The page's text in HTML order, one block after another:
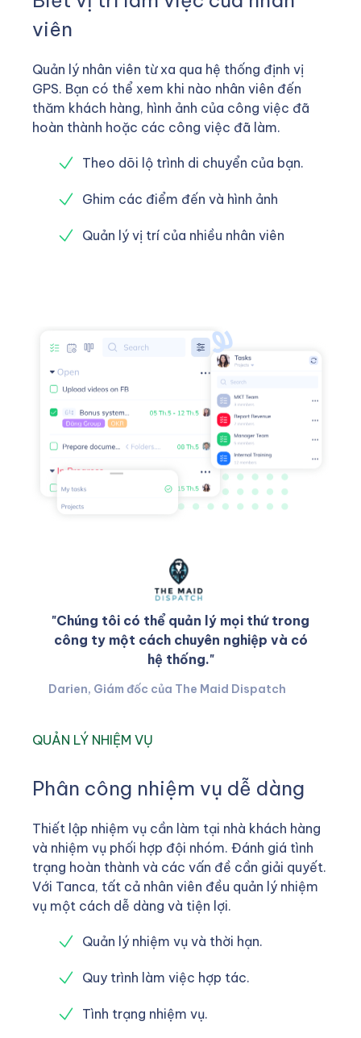
viên
Quản lý nhân viên từ xa qua hệ thống định vị
GPS. Bạn có thể xem khi nào nhân viên đến
thăm khách hàng, hình ảnh của công việc đã
hoàn thành hoặc các công việc đã làm.
Theo dõi lộ trình di chuyển của bạn.
Ghim các điểm đến và hình ảnh
Quản lý vị trí của nhiều nhân viên
"Chúng tôi có thể quản lý mọi thứ trong
công ty một cách chuyên nghiệp và có
hệ thống."
Darien, Giám đốc của The Maid Dispatch
QUẢN LÝ NHIỆM VỤ
Phân công nhiệm vụ dễ dàng
Thiết lập nhiệm vụ cần làm tại nhà khách hàng
và nhiệm vụ phối hợp đội nhóm. Đánh giá tình
trạng hoàn thành và các vấn đề cần giải quyết.
Với Tanca, tất cả nhân viên đều quản lý nhiệm
vụ một cách dễ dàng và tiện lợi.
Quản lý nhiệm vụ và thời hạn.
Quy trình làm việc hợp tác.
Tình trạng nhiệm vụ.